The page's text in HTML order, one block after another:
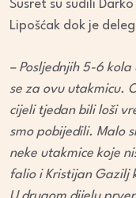
Susret su sudili
Lipošćak dok je
– Posljednjih 5-6
se za ovu utakmicu.
cijeli tjedan bili loši
smo pobijedili. Malo
neke utakmice koje
falio i Kristijan Gazilj